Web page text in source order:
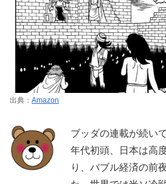
出典： Amazon
ブッダの連載が続い
年代初頭、日本は高
り、バブル経済の前